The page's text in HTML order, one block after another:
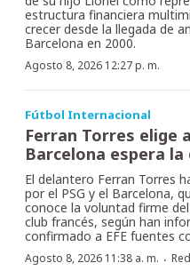
estructura financiera
crecer desde la llegada de
Barcelona en 2000.
Agosto 8, 2026 12:27 p. m.
Fútbol Internacional
Ferran Torres elige
Barcelona espera
El delantero Ferran Torres
por el PSG y el Barcelona,
conoce la voluntad firme
club francés, según han
confirmado a EFE fuentes
Agosto 8, 2026 11:38 a. m. ·